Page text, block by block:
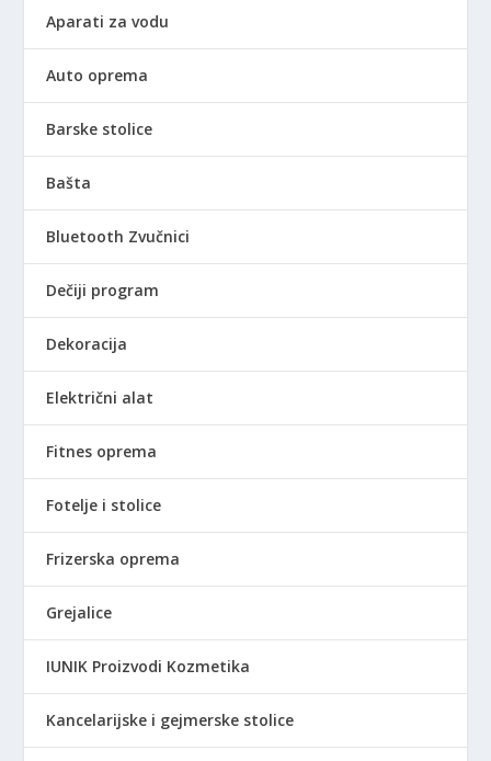
Aparati za vodu
Auto oprema
Barske stolice
Bašta
Bluetooth Zvučnici
Dečiji program
Dekoracija
Električni alat
Fitnes oprema
Fotelje i stolice
Frizerska oprema
Grejalice
IUNIK Proizvodi Kozmetika
Kancelarijske i gejmerske stolice